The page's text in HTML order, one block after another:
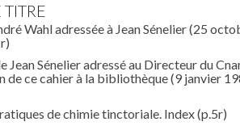
TITRE
Wahl adressée à Jean Sénelier (25
Jean Sénelier adressé au Directeur du
de ce cahier à la bibliothèque (9 janvier
de chimie tinctoriale. Index(p.5r)